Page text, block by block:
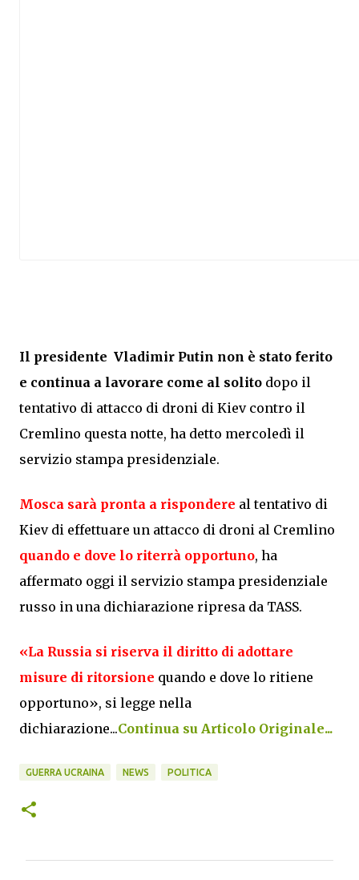
Il presidente Vladimir Putin non è stato ferito
e continua a lavorare come al solito dopo il
tentativo di attacco di droni di Kiev contro il
Cremlino questa notte, ha detto mercoledì il
servizio stampa presidenziale.
Mosca sarà pronta a rispondere al tentativo di
Kiev di effettuare un attacco di droni al Cremlino
quando e dove lo riterrà opportuno, ha
affermato oggi il servizio stampa presidenziale
russo in una dichiarazione ripresa da TASS.
«La Russia si riserva il diritto di adottare
misure di ritorsione quando e dove lo ritiene
opportuno», si legge nella
dichiarazione...Continua su Articolo Originale...
GUERRA UCRAINA NEWS POLITICA